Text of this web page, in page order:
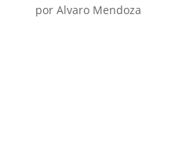
por Alvaro Mendoza